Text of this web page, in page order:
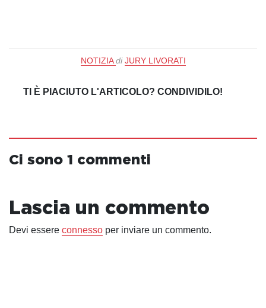
NOTIZIA di JURY LIVORATI
TI È PIACIUTO L'ARTICOLO? CONDIVIDILO!
Ci sono 1 commenti
Lascia un commento
Devi essere connesso per inviare un commento.